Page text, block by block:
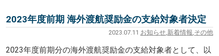
2023年度前期 海外渡航奨励金の支給対象者決定
2023.07.11 お知らせ 新着情報 その他
2023年度前期分の海外渡航奨励金の支給対象者として、以